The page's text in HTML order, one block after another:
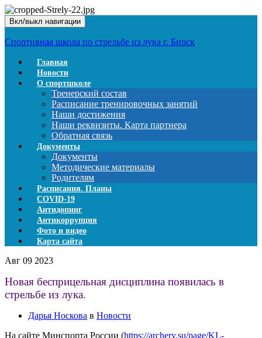
Вкл/выкл навигации
Спортивная школа по стрельбе из лука г. Бирск
Главная
Новости
О спортшколе
Тренерский состав
Расписание тренировочных занятий
Наши достижения
Наши реквизиты. Карта партнера
Обратная связь
Документы
Документы
Методические материалы
Родителям
Расписания. Планы
COVID-19
Антидопинг
Антикоррупция
Фото и видео
Карта сайта
Авг 09 2023
Новая бесприцельная дисциплина появилась в
стрельбе из лука.
Дарья Носкова в Новости
На сайте Минспорта России (https://archery.su/page/KL-